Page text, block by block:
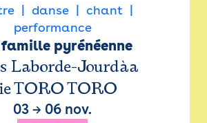
danse
chant
performance
famille pyrénéenne
Laborde-Jourdàa
TORO TORO
03 → 06 nov.